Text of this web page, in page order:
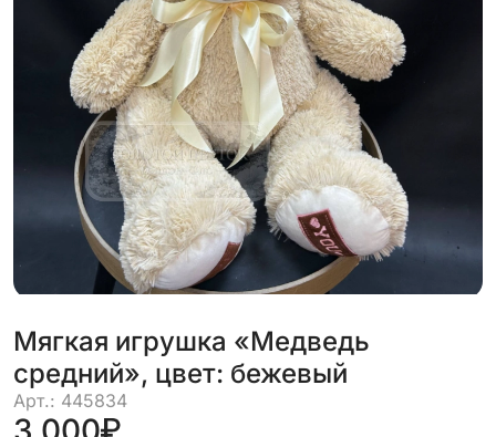
Мягкая игрушка «Медведь
средний», цвет: бежевый
Арт.: 445834